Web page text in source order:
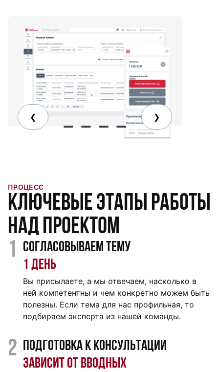
Особенности
❮ ❯
ПРОЦЕСС
Ключевые этапы работы
над проектом
1 Согласовываем тему
1 день
Вы присылаете, а мы отвечаем, насколько в
ней компетентны и чем конкретно можем быть
полезны. Если тема для нас профильная, то
подбираем эксперта из нашей команды.
2 Подготовка к консультации
Зависит от вводных